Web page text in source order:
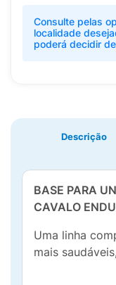
Consulte pelas
localidade
poderá decidir
Descrição
BASE PARA
CAVALO
Uma linha
mais